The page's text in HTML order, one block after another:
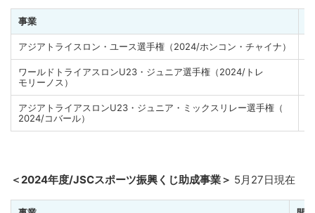
事業
アジアトライスロン・ユース選手権（2024/ホンコン・チャイナ）
ワールドトライアスロンU23・ジュニア選手権（2024/トレ
モリーノス）
アジアトライアスロンU23・ジュニア・ミックスリレー選手権（
2024/コバール）
＜2024年度/JSCスポーツ振興くじ助成事業＞ 5月27日現在